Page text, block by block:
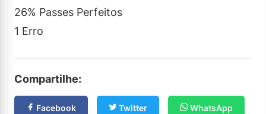
26% Passes Perfeitos
1 Erro
Compartilhe:
Facebook Twitter WhatsApp